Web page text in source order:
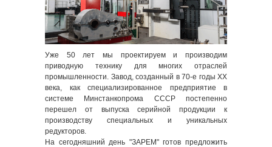
Уже 50 лет мы проектируем и производим
приводную технику для многих отраслей
промышленности. Завод, созданный в 70-е годы XX
века, как специализированное предприятие в
системе Минстанкопрома СССР постепенно
перешел от выпуска серийной продукции к
производству специальных и уникальных
редукторов.
На сегодняшний день "ЗАРЕМ" готов предложить